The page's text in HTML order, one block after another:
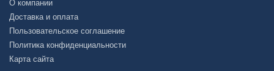
О компании
Доставка и оплата
Пользовательское соглашение
Политика конфиденциальности
Карта сайта